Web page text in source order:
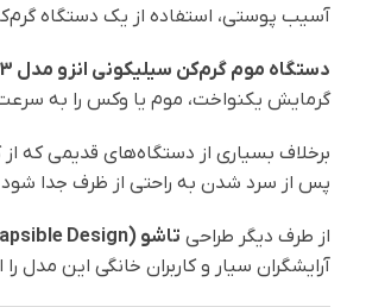
آسیب پوستی، استفاده از یک دستگاه
دستگاه موم گرم‌کن سیلیکونی انزو مدل EN‑1113
گرمایش یکنواخت، موم یا وکس را به
برخلاف بسیاری از دستگاه‌های قدیمی که
پس از سرد شدن به راحتی از ظرف جدا شود
از طرف دیگر طراحی تاشو (Collapsible Design)
آرایشگران سیار و کاربران خانگی این مدل